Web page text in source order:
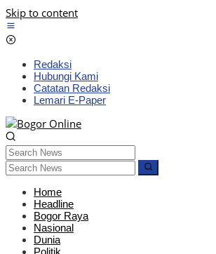
Skip to content
Redaksi
Hubungi Kami
Catatan Redaksi
Lemari E-Paper
Home
Headline
Bogor Raya
Nasional
Dunia